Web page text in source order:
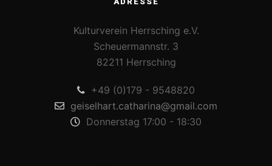
Kulturverein Herrsching e.V.
Scheuermannstr. 3
82211 Herrsching
+49 (0)179 - 9548820
geiselhart.catharina@gmail.com
Donnerstag 17:00 - 18:30